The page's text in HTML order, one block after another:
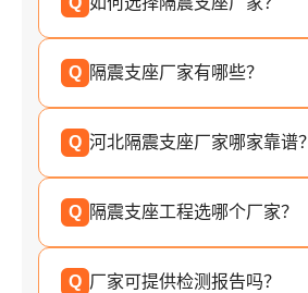
Q 隔震支座厂家有哪些？
Q 河北隔震支座厂家哪家靠谱？
Q 隔震支座工程选哪个厂家？
Q 厂家可提供检测报告吗？